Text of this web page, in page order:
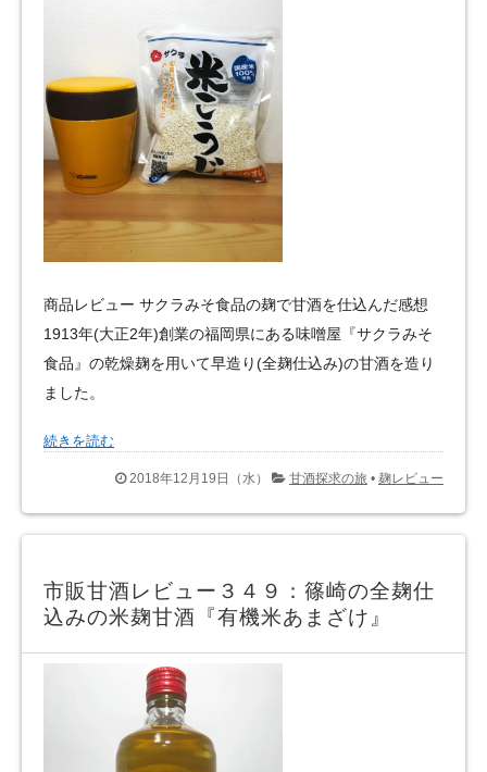
商品レビュー サクラみそ食品の麹で甘酒を仕込んだ感想
1913年(大正2年)創業の福岡県にある味噌屋『サクラみそ
食品』の乾燥麹を用いて早造り(全麹仕込み)の甘酒を造り
ました。
続きを読む
2018年12月19日（水） 甘酒探求の旅 • 麹レビュー
市販甘酒レビュー３４９：篠崎の全麹仕
込みの米麹甘酒『有機米あまざけ』